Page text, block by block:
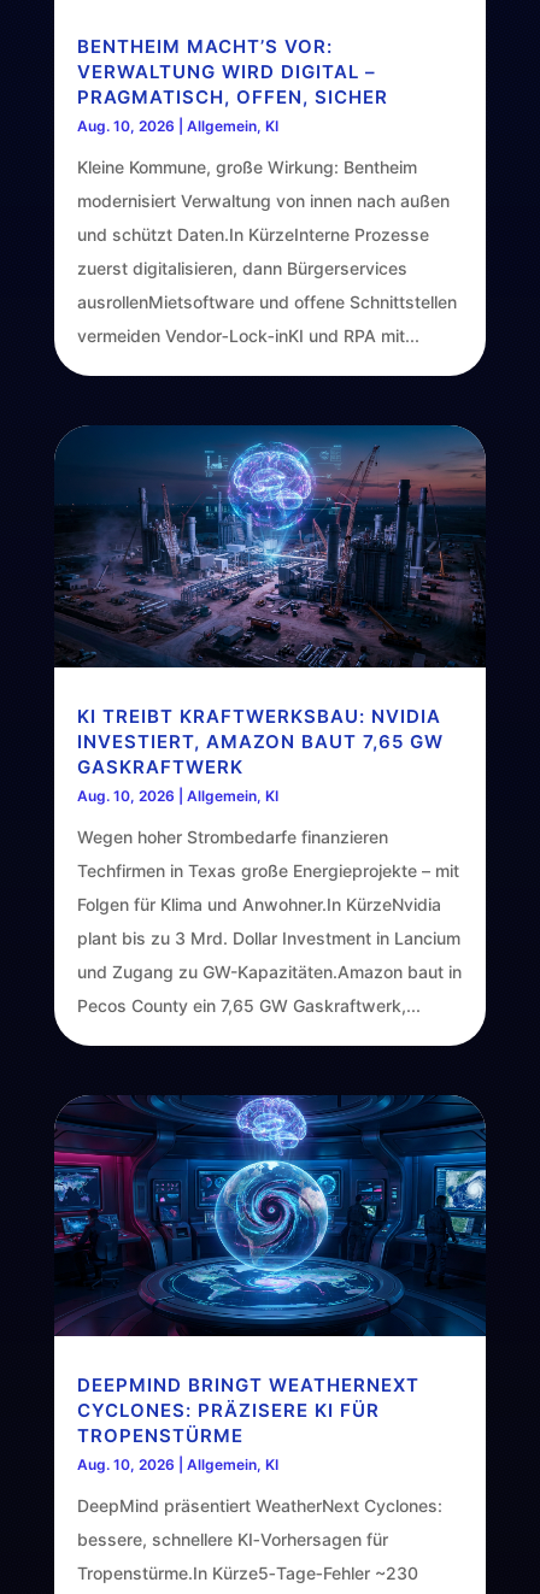
BENTHEIM MACHT’S VOR:
VERWALTUNG WIRD DIGITAL –
PRAGMATISCH, OFFEN, SICHER
Aug. 10, 2026 Allgemein, KI
Kleine Kommune, große Wirkung: Bentheim
modernisiert Verwaltung von innen nach außen
und schützt Daten.In KürzeInterne Prozesse
zuerst digitalisieren, dann Bürgerservices
ausrollenMietsoftware und offene Schnittstellen
vermeiden Vendor‑Lock‑inKI und RPA mit...
KI TREIBT KRAFTWERKSBAU: NVIDIA
INVESTIERT, AMAZON BAUT 7,65 GW
GASKRAFTWERK
Aug. 10, 2026 Allgemein, KI
Wegen hoher Strombedarfe finanzieren
Techfirmen in Texas große Energieprojekte – mit
Folgen für Klima und Anwohner.In KürzeNvidia
plant bis zu 3 Mrd. Dollar Investment in Lancium
und Zugang zu GW-Kapazitäten.Amazon baut in
Pecos County ein 7,65 GW Gaskraftwerk,...
DEEPMIND BRINGT WEATHERNEXT
CYCLONES: PRÄZISERE KI FÜR
TROPENSTÜRME
Aug. 10, 2026 Allgemein, KI
DeepMind präsentiert WeatherNext Cyclones:
bessere, schnellere KI‑Vorhersagen für
Tropenstürme.In Kürze5‑Tage‑Fehler ~230